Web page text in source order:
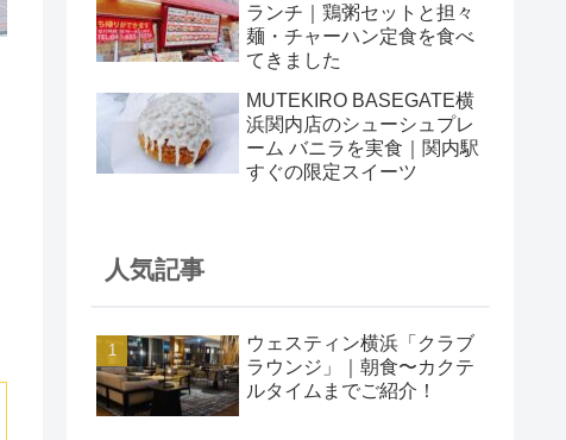
ランチ｜鶏粥セットと担々
麺・チャーハン定食を食べ
てきました
MUTEKIRO BASEGATE横
浜関内店のシューシュプレ
ーム バニラを実食｜関内駅
すぐの限定スイーツ
人気記事
ウェスティン横浜「クラブ
ラウンジ」｜朝食〜カクテ
ルタイムまでご紹介！